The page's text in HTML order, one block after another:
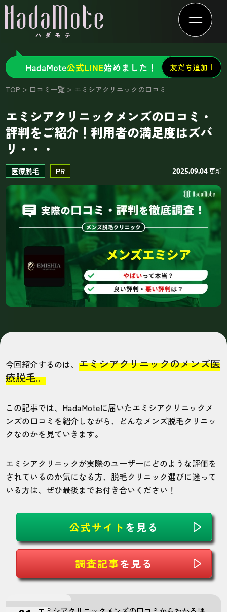
TOP 口コミ一覧 エミシアクリニックの口コミ
エミシアクリニックメンズの口コミ・
評判をご紹介！利用者の満足度はズバ
リ・・・
医療脱毛 PR 2025.09.04更新
今回紹介するのは、エミシアクリニックのメンズ医
療脱毛。
この記事では、HadaMoteに届いたエミシアクリニックメ
ンズの口コミを紹介しながら、どんなメンズ脱毛クリニッ
クなのかを見ていきます。
エミシアクリニックが実際のユーザーにどのような評価を
されているのか気になる方、脱毛クリニック選びに迷って
いる方は、ぜひ最後までお付き合いください！
公式サイト を見る
調査記事を見る